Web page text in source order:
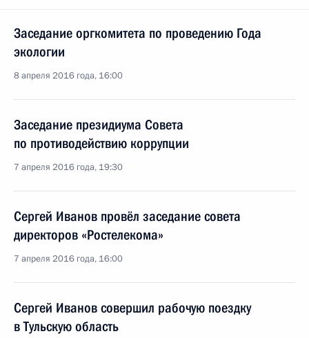
Заседание оргкомитета по проведению Года
экологии
8 апреля 2016 года, 16:00
Заседание президиума Совета
по противодействию коррупции
7 апреля 2016 года, 19:30
Сергей Иванов провёл заседание совета
директоров «Ростелекома»
7 апреля 2016 года, 16:00
Сергей Иванов совершил рабочую поездку
в Тульскую область